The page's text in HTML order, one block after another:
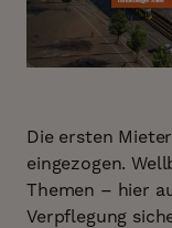
Die ersten
eingezogen.
Themen – hier
Verpflegung